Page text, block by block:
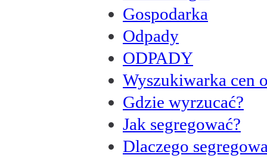
Gospodarka
Odpady
ODPADY
Wyszukiwarka cen
Gdzie wyrzucać?
Jak segregować?
Dlaczego